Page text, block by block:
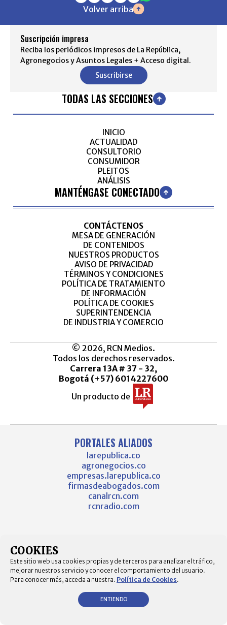
Volver arriba
Suscripción impresa
Reciba los periódicos impresos de La República,
Agronegocios y Asuntos Legales + Acceso digital.
Suscribirse
TODAS LAS SECCIONES
INICIO
ACTUALIDAD
CONSULTORIO
CONSUMIDOR
PLEITOS
ANÁLISIS
MANTÉNGASE CONECTADO
CONTÁCTENOS
MESA DE GENERACIÓN
DE CONTENIDOS
NUESTROS PRODUCTOS
AVISO DE PRIVACIDAD
TÉRMINOS Y CONDICIONES
POLÍTICA DE TRATAMIENTO
DE INFORMACIÓN
POLÍTICA DE COOKIES
SUPERINTENDENCIA
DE INDUSTRIA Y COMERCIO
© 2026, RCN Medios.
Todos los derechos reservados.
Carrera 13A # 37 - 32,
Bogotá (+57) 6014227600
Un producto de
PORTALES ALIADOS
larepublica.co
agronegocios.co
empresas.larepublica.co
firmasdeabogados.com
canalrcn.com
rcnradio.com
COOKIES
Este sitio web usa cookies propias y de terceros para analizar el tráfico,
mejorar nuestros servicio y conocer el comportamiento del usuario.
Para conocer más, acceda a nuestra. Política de Cookies.
ENTIENDO